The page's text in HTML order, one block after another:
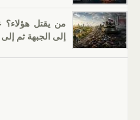
من يقتل هؤلاء؟
إلى الجبهة ثم